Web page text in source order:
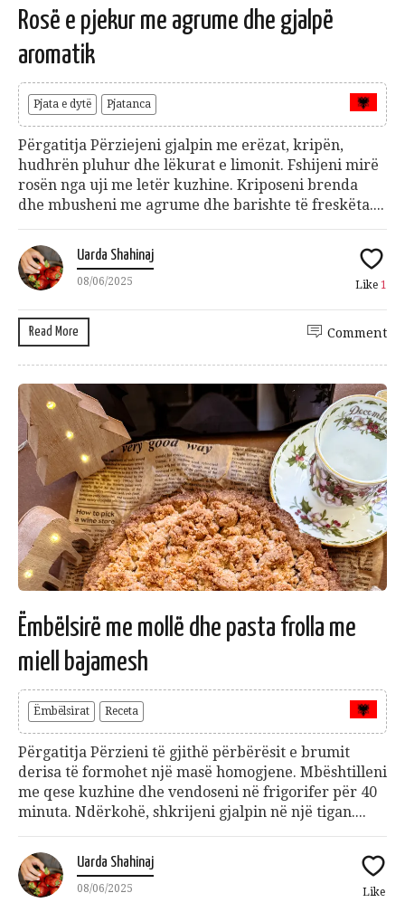
Rosë e pjekur me agrume dhe gjalpë
aromatik
Pjata e dytë Pjatanca
Përgatitja Përziejeni gjalpin me erëzat, kripën,
hudhrën pluhur dhe lëkurat e limonit. Fshijeni mirë
rosën nga uji me letër kuzhine. Kriposeni brenda
dhe mbusheni me agrume dhe barishte të freskëta....
Uarda Shahinaj
08/06/2025 Like 1
Read More Comment
Ëmbëlsirë me mollë dhe pasta frolla me
miell bajamesh
Ëmbëlsirat Receta
Përgatitja Përzieni të gjithë përbërësit e brumit
derisa të formohet një masë homogjene. Mbështilleni
me qese kuzhine dhe vendoseni në frigorifer për 40
minuta. Ndërkohë, shkrijeni gjalpin në një tigan....
Uarda Shahinaj
08/06/2025 Like